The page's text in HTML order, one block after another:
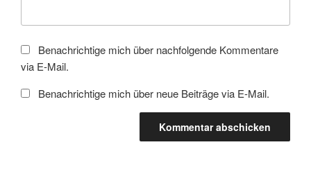
Benachrichtige mich über nachfolgende Kommentare
via E-Mail.
Benachrichtige mich über neue Beiträge via E-Mail.